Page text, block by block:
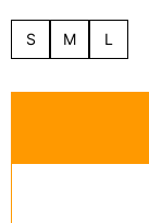
S M L